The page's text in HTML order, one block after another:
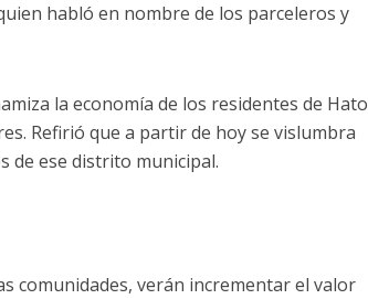
habló en nombre de los parceleros y
la economía de los residentes de Hato
Refirió que a partir de hoy se vislumbra
de ese distrito municipal.
comunidades, verán incrementar el valor